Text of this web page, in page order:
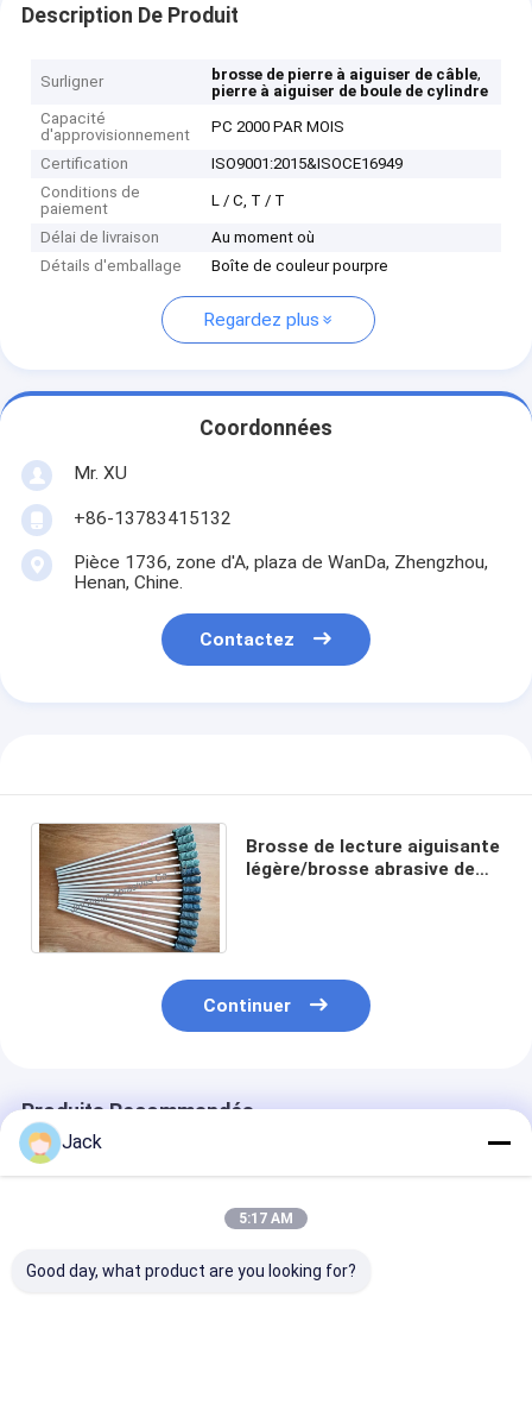
Description De Produit
Surligner brosse de pierre à aiguiser de câble,
pierre à aiguiser de boule de cylindre
Capacité
d'approvisionnement
PC 2000 PAR MOIS
Certification
ISO9001:2015&ISOCE16949
Conditions de
paiement
L / C, T / T
Délai de livraison
Au moment où
Détails d'emballage
Boîte de couleur pourpre
Regardez plus
Coordonnées
Mr. XU
+86-13783415132
Pièce 1736, zone d'A, plaza de WanDa, Zhengzhou,
Henan, Chine.
Contactez
Brosse de lecture aiguisante
légère/brosse abrasive de
Continuer
Produits Recommandés
Jack
5:17 AM
Good day, what product are you looking for?